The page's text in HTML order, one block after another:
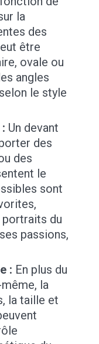
la
des
être
ovale ou
angles
le style
Un devant
des
des
le
sont
portraits du
passions,
: En plus du
la
la taille et